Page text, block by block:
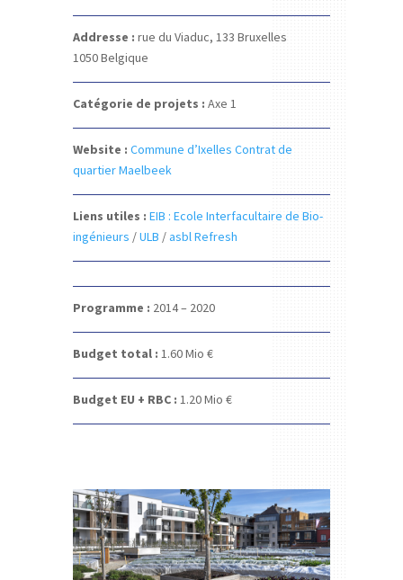
Addresse : rue du Viaduc, 133 Bruxelles
1050Belgique
Catégorie de projets : Axe 1
Website : Commune d’Ixelles Contrat de
quartier Maelbeek
Liens utiles : EIB : Ecole Interfacultaire de Bio-
ingénieurs /ULB /asbl Refresh
Programme : 2014 – 2020
Budget total : 1.60Mio €
Budget EU + RBC : 1.20Mio €